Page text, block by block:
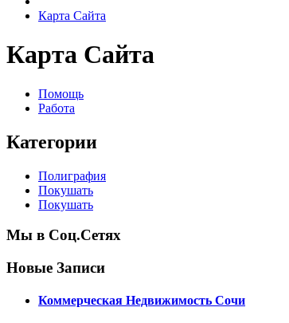
Карта Сайта
Карта Сайта
Помощь
Работа
Категории
Полиграфия
Покушать
Покушать
Мы в Соц.Сетях
Новые Записи
Коммерческая Недвижимость Сочи